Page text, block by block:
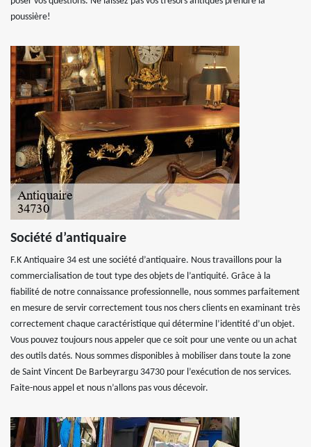
poussière!
Société d’antiquaire
F.K Antiquaire 34 est une société d’antiquaire. Nous travaillons pour la
commercialisation de tout type des objets de l’antiquité. Grâce à la
fiabilité de notre connaissance professionnelle, nous sommes parfaitement
en mesure de servir correctement tous nos chers clients en examinant très
correctement chaque caractéristique qui détermine l’identité d’un objet.
Vous pouvez toujours nous appeler que ce soit pour une vente ou un achat
des outils datés. Nous sommes disponibles à mobiliser dans toute la zone
de Saint Vincent De Barbeyrargu 34730 pour l’exécution de nos services.
Faite-nous appel et nous n’allons pas vous décevoir.